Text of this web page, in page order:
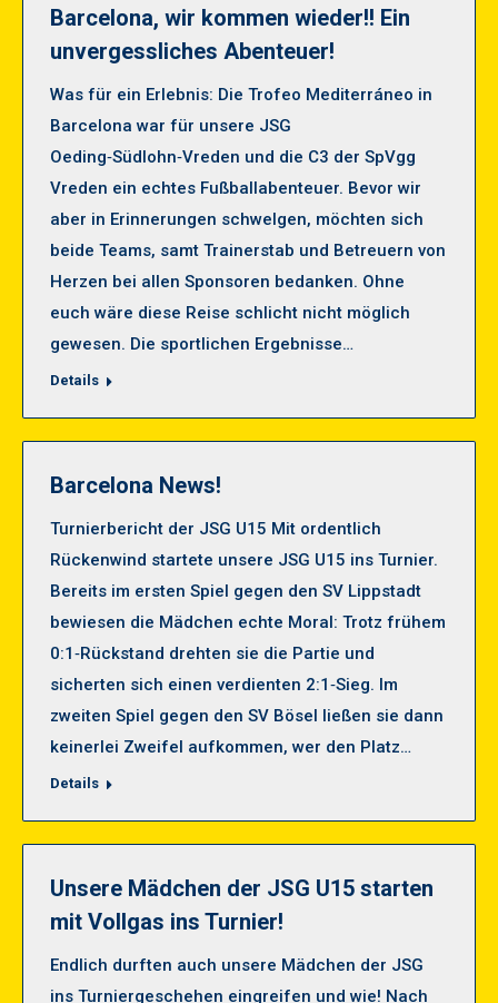
Barcelona, wir kommen wieder!! Ein
unvergessliches Abenteuer!
Was für ein Erlebnis: Die Trofeo Mediterráneo in
Barcelona war für unsere JSG
Oeding‑Südlohn‑Vreden und die C3 der SpVgg
Vreden ein echtes Fußballabenteuer. Bevor wir
aber in Erinnerungen schwelgen, möchten sich
beide Teams, samt Trainerstab und Betreuern von
Herzen bei allen Sponsoren bedanken. Ohne
euch wäre diese Reise schlicht nicht möglich
gewesen. Die sportlichen Ergebnisse…
Details
Barcelona News!
Turnierbericht der JSG U15 Mit ordentlich
Rückenwind startete unsere JSG U15 ins Turnier.
Bereits im ersten Spiel gegen den SV Lippstadt
bewiesen die Mädchen echte Moral: Trotz frühem
0:1‑Rückstand drehten sie die Partie und
sicherten sich einen verdienten 2:1‑Sieg. Im
zweiten Spiel gegen den SV Bösel ließen sie dann
keinerlei Zweifel aufkommen, wer den Platz…
Details
Unsere Mädchen der JSG U15 starten
mit Vollgas ins Turnier!
Endlich durften auch unsere Mädchen der JSG
ins Turniergeschehen eingreifen und wie! Nach